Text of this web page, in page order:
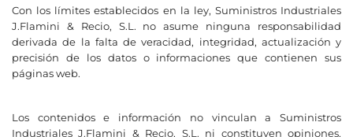
Con los límites establecidos en la ley, Suministros Industriales
J.Flamini & Recio, S.L. no asume ninguna responsabilidad
derivada de la falta de veracidad, integridad, actualización y
precisión de los datos o informaciones que contienen sus
páginas web.
Los contenidos e información no vinculan a Suministros
Industriales J.Flamini & Recio, S.L. ni constituyen opiniones,